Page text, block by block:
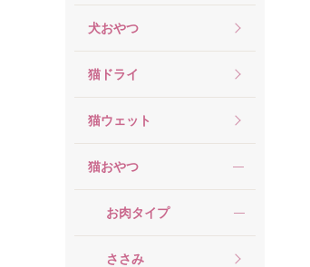
犬おやつ
猫ドライ
猫ウェット
猫おやつ
お肉タイプ
ささみ